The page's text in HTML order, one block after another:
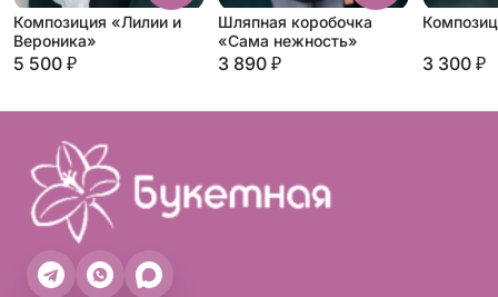
Композиция «Лилии и
Вероника»
5 500 ₽
Шляпная коробочка
«Сама нежность»
3 890 ₽ 3 300 ₽